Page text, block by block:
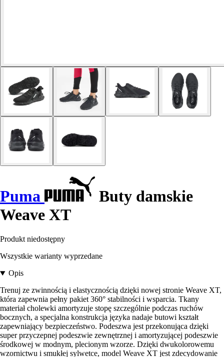
Puma
Buty damskie
Weave XT
Produkt niedostępny
Wszystkie warianty wyprzedane
Opis
Trenuj ze zwinnością i elastycznością dzięki nowej stronie Weave XT,
która zapewnia pełny pakiet 360° stabilności i wsparcia. Tkany
materiał cholewki amortyzuje stopę szczególnie podczas ruchów
bocznych, a specjalna konstrukcja języka nadaje butowi kształt
zapewniający bezpieczeństwo. Podeszwa jest przekonująca dzięki
super przyczepnej podeszwie zewnętrznej i amortyzującej podeszwie
środkowej w modnym, plecionym wzorze. Dzięki dwukolorowemu
wzornictwu i smukłej sylwetce, model Weave XT jest zdecydowanie